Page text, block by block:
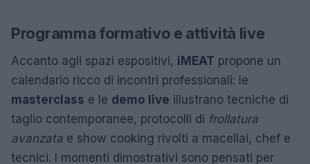
Programma formativo e attività live
Accanto agli spazi espositivi, iMEAT propone un
calendario ricco di incontri professionali: le
masterclass e le demo live illustrano tecniche di
taglio contemporanee, protocolli di frollatura
avanzata e show cooking rivolti a macellai, chef e
tecnici. I momenti dimostrativi sono pensati per